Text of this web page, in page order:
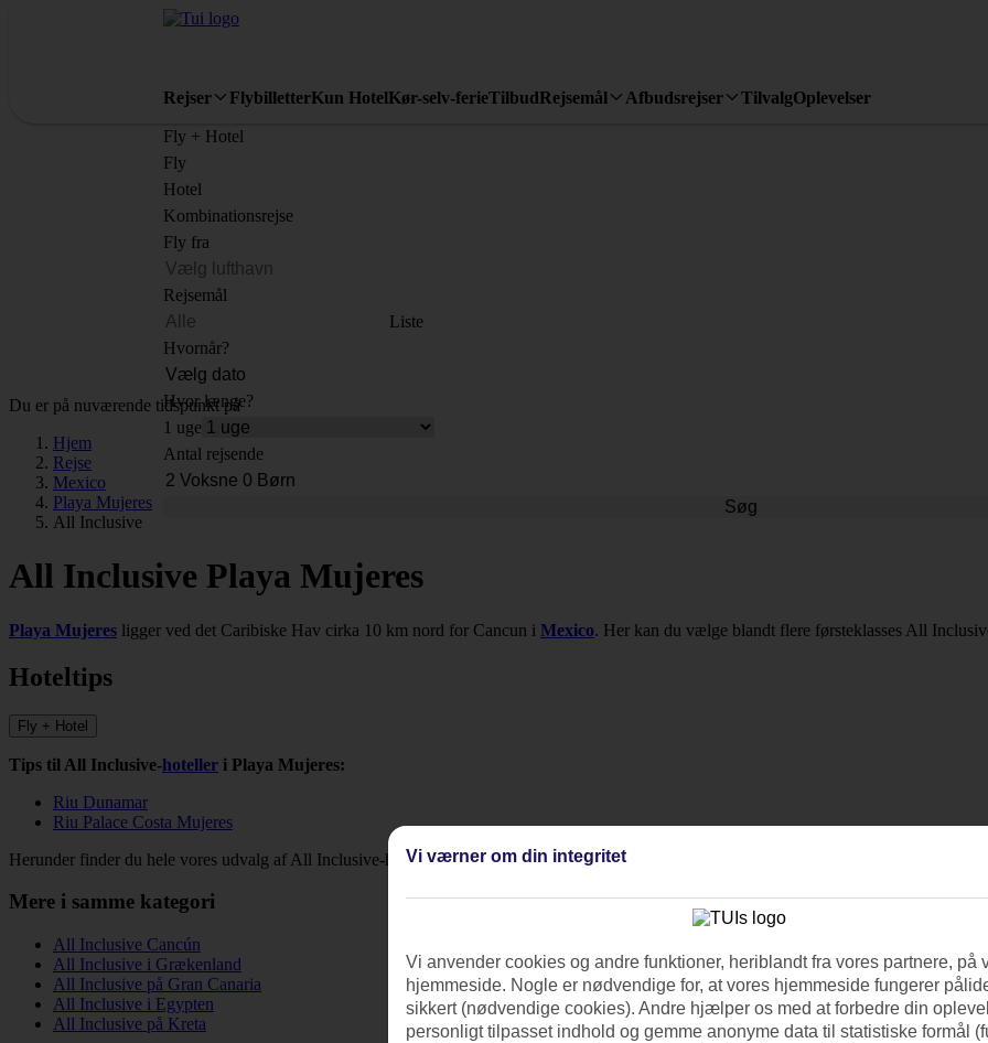
Rejser FlybilletterKun HotelKør-selv-ferieTilbudRejsemål Afbudsrejser TilvalgOplevelser
Fly + Hotel
Fly
Hotel
Kombinationsrejse
Fly fra
Rejsemål
Liste
Hvornår?
Hvor længe?
1 uge
Antal rejsende
Søg
Du er på nuværende tidspunkt på
Hjem
Rejse
Mexico
Playa Mujeres
All Inclusive
All Inclusive Playa Mujeres
Playa Mujeres ligger ved det Caribiske Hav cirka 10 km nord for Cancun i Mexico. Her kan du vælge blandt flere førsteklasses All
Hoteltips
Fly + Hotel
Tips til All Inclusive-hoteller i Playa Mujeres:
Riu Dunamar
Riu Palace Costa Mujeres
Herunder finder du hele vores udvalg af All Inclusive-hoteller i Playa Mujeres.
Mere i samme kategori
All Inclusive Cancún
All Inclusive i Grækenland
All Inclusive på Gran Canaria
All Inclusive i Egypten
All Inclusive på Kreta
Vi værner om din integritet
Vi anvender cookies og andre funktioner, heriblandt fra vores partnere, på
hjemmeside. Nogle er nødvendige for, at vores hjemmeside fungerer
sikkert (nødvendige cookies). Andre hjælper os med at forbedre din
personligt tilpasset indhold og gemme anonyme data til statistiske formål